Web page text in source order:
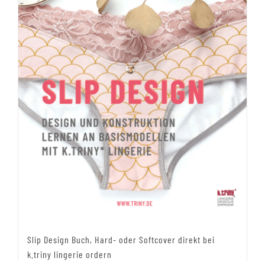
Slip Design Buch, Hard- oder Softcover direkt bei
k.triny lingerie ordern